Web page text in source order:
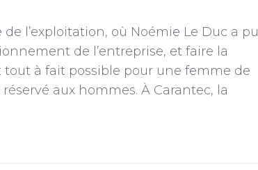
l’exploitation, où Noémie Le Duc a pu
de l’entreprise, et faire la
à fait possible pour une femme de
aux hommes. À Carantec, la